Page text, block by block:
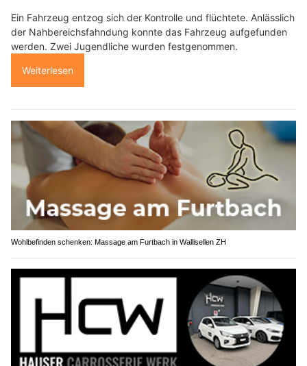
Ein Fahrzeug entzog sich der Kontrolle und flüchtete. Anlässlich
der Nahbereichsfahndung konnte das Fahrzeug aufgefunden
werden. Zwei Jugendliche wurden festgenommen.
Weiterlesen
Wohlbefinden schenken: Massage am Furtbach in Wallisellen ZH